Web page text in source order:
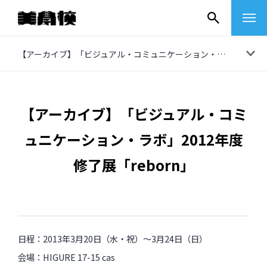
【アーカイブ】「ビジュアル・コミュニケーション・ラボ」2012年度修了展「reborn」
【アーカイブ】「ビジュアル・コミ
ュニケーション・ラボ」2012年度
修了展「reborn」
日程：2013年3月20日（水・祝）〜3月24日（日）
会場：HIGURE 17-15 cas